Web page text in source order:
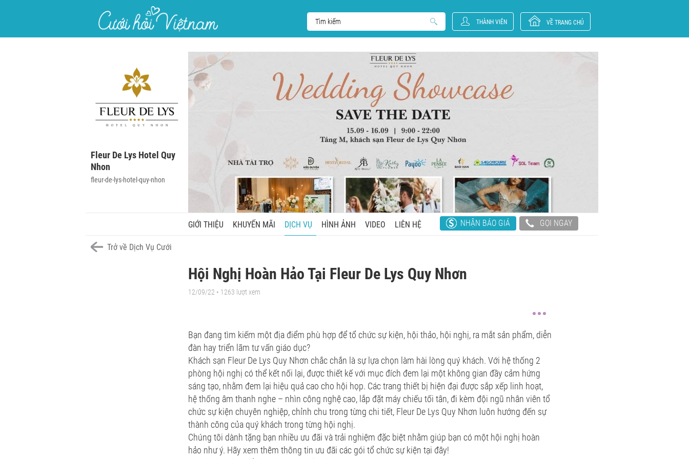
THÀNH VIÊN VỀ TRANG CHỦ
Fleur De Lys Hotel Quy
Nhon
fleur-de-lys-hotel-quy-nhon
GIỚI THIỆU KHUYẾN MÃI DỊCH VỤ HÌNH ẢNH VIDEO LIÊN HỆ NHẬN BÁO GIÁ GỌI NGAY
Trở về Dịch Vụ Cưới
Hội Nghị Hoàn Hảo Tại Fleur De Lys Quy Nhơn
12/09/22 • 1263 lượt xem
Bạn đang tìm kiếm một địa điểm phù hợp để tổ chức sự kiện, hội thảo, hội nghị, ra mắt sản phẩm, diễn
đàn hay triển lãm tư vấn giáo dục?
Khách sạn Fleur De Lys Quy Nhơn chắc chắn là sự lựa chọn làm hài lòng quý khách. Với hệ thống 2
phòng hội nghị có thể kết nối lại, được thiết kế với mục đích đem lại một không gian đầy cảm hứng
sáng tạo, nhằm đem lại hiệu quả cao cho hội họp. Các trang thiết bị hiện đại được sắp xếp linh hoạt,
hệ thống âm thanh nghe – nhìn công nghệ cao, lắp đặt máy chiếu tối tân, đi kèm đội ngũ nhân viên tổ
chức sự kiện chuyên nghiệp, chỉnh chu trong từng chi tiết, Fleur De Lys Quy Nhơn luôn hướng đến sự
thành công của quý khách trong từng hội nghị.
Chúng tôi dành tặng bạn nhiều ưu đãi và trải nghiệm đặc biệt nhằm giúp bạn có một hội nghị hoàn
hảo như ý. Hãy xem thêm thông tin ưu đãi các gói tổ chức sự kiện tại đây!